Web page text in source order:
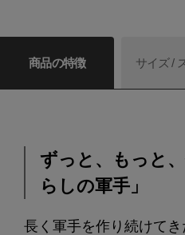
商品の特徴 サイズ /
ずっと、もっと
らしの軍手」
長く軍手を作り続けて